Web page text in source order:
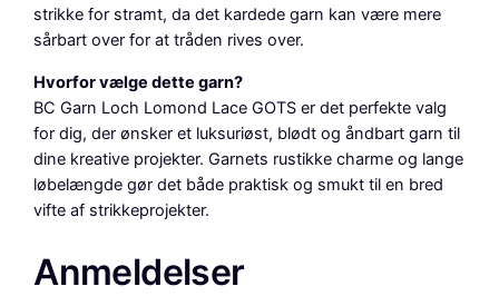
strikke for stramt, da det kardede garn kan være mere
sårbart over for at tråden rives over.
Hvorfor vælge dette garn?
BC Garn Loch Lomond Lace GOTS er det perfekte valg
for dig, der ønsker et luksuriøst, blødt og åndbart garn til
dine kreative projekter. Garnets rustikke charme og lange
løbelængde gør det både praktisk og smukt til en bred
vifte af strikkeprojekter.
Anmeldelser